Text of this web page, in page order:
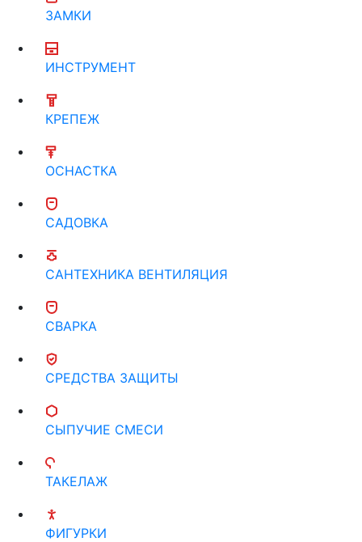
ЗАМКИ
ИНСТРУМЕНТ
КРЕПЕЖ
ОСНАСТКА
САДОВКА
САНТЕХНИКА ВЕНТИЛЯЦИЯ
СВАРКА
СРЕДСТВА ЗАЩИТЫ
СЫПУЧИЕ СМЕСИ
ТАКЕЛАЖ
ФИГУРКИ